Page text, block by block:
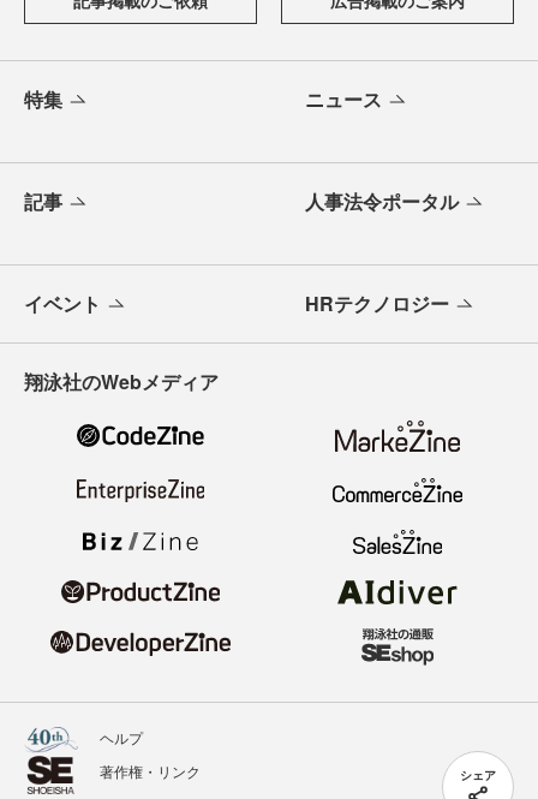
シェア
特集 ニュース
記事 人事法令ポータル
イベント HRテクノロジー
翔泳社のWebメディア
ヘルプ
著作権・リンク